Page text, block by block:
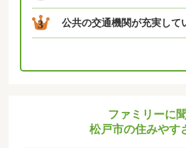
3 公共の交通機関が充実して
ファミリーに
松戸市の住みやす